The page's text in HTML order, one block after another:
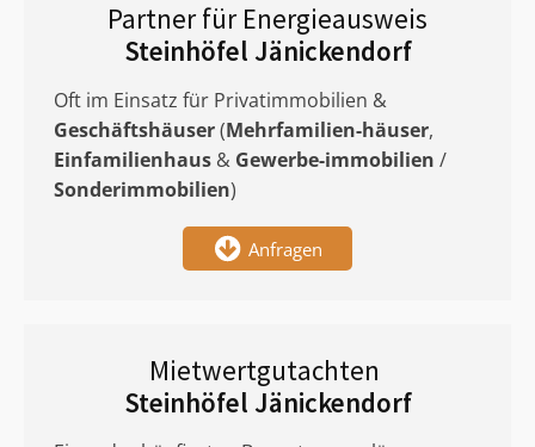
Partner für Energieausweis
Steinhöfel Jänickendorf
Oft im Einsatz für Privatimmobilien &
Geschäftshäuser(Mehrfamilien-häuser,
Einfamilienhaus & Gewerbe-immobilien /
Sonderimmobilien)
Anfragen
Mietwertgutachten
Steinhöfel Jänickendorf